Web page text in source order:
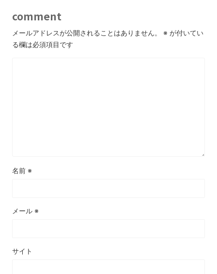
comment
メールアドレスが公開されることはありません。 ※ が付いてい
る欄は必須項目です
名前 ※
メール ※
サイト